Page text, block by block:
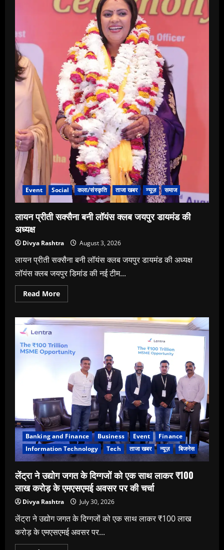
की
भागीदारी
Event Social कला/संस्कृति ताजा खबर न्यूज़ समाज
लायन प्रीती सक्सैना बनी लॉयंस क्लब जयपुर डायमंड की
अध्यक्ष
Divya Rashtra August 3, 2026
लायन प्रीती सक्सैना बनी लॉयंस क्लब जयपुर डायमंड की अध्यक्ष
लॉयंस क्लब जयपुर डिमांड की नई टीम...
Read MoreRead
more
प्रीती
सक्सैना
लॉयंस
क्लब
जयपुर
अध्यक्ष
Banking and Finance Business Event
Finance
Information Technology
Tech ताजा खबर न्यूज़ बिजनेस
लेंट्रा ने उद्योग जगत के दिग्गजों को एक साथ लाकर ₹100
लाख करोड़ के एमएसएमई अवसर पर की चर्चा
Divya Rashtra July 30, 2026
लेंट्रा ने उद्योग जगत के दिग्गजों को एक साथ लाकर ₹100 लाख
करोड़ के एमएसएमई अवसर पर...